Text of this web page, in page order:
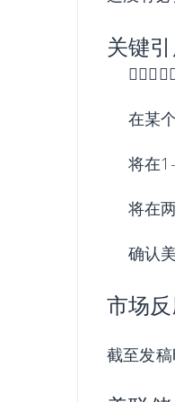
关键
𫖸意延长
在某
将在
将在
确认
市场
截至发稿